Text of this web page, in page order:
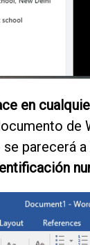
en
parecerá